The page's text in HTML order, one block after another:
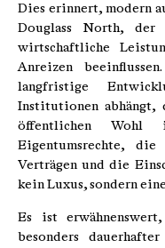
Dies erinnert, modern
Douglass North,
wirtschaftliche
Anreizen
langfristige
Institutionen
öffentlichen Wohl
Eigentumsrechte, die
Verträgen und die
kein Luxus, sondern
Es ist
besonders